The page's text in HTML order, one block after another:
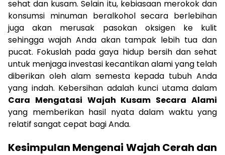
sehat dan kusam. Selain itu, kebiasaan merokok dan
konsumsi minuman beralkohol secara berlebihan
juga akan merusak pasokan oksigen ke kulit
sehingga wajah Anda akan tampak lebih tua dan
pucat. Fokuslah pada gaya hidup bersih dan sehat
untuk menjaga investasi kecantikan alami yang telah
diberikan oleh alam semesta kepada tubuh Anda
yang indah. Kebersihan adalah kunci utama dalam
Cara Mengatasi Wajah Kusam Secara Alami
yang memberikan hasil nyata dalam waktu yang
relatif sangat cepat bagi Anda.
Kesimpulan Mengenai Wajah Cerah dan